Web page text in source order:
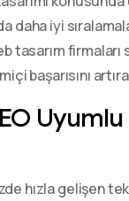
daha iyi
tasarım
başarısını
hızla gelişen